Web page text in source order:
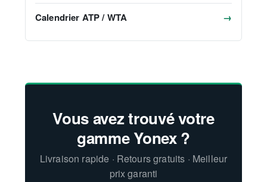
Calendrier ATP / WTA →
Vous avez trouvé votre
gamme Yonex ?
Livraison rapide · Retours gratuits · Meilleur
prix garanti